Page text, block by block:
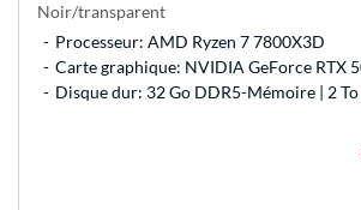
Noir/transparent
Processeur: AMD Ryzen 7 7800X3D
Carte graphique: NVIDIA GeForce RTX
Disque dur: 32 Go DDR5-Mémoire | 2